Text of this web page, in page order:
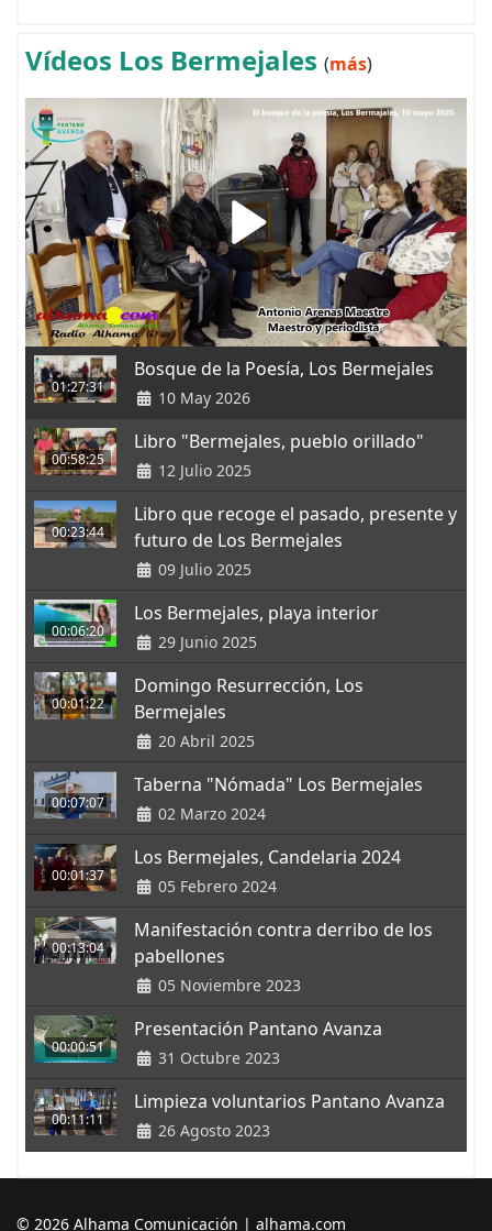
Vídeos Los Bermejales (más)
01:27:31
Bosque de la Poesía, Los Bermejales
10 May 2026
00:58:25
Libro "Bermejales, pueblo orillado"
12 Julio 2025
00:23:44
Libro que recoge el pasado, presente y
futuro de Los Bermejales
09 Julio 2025
00:06:20
Los Bermejales, playa interior
29 Junio 2025
00:01:22
Domingo Resurrección, Los
Bermejales
20 Abril 2025
00:07:07
Taberna "Nómada" Los Bermejales
02 Marzo 2024
00:01:37
Los Bermejales, Candelaria 2024
05 Febrero 2024
00:13:04
Manifestación contra derribo de los
pabellones
05 Noviembre 2023
00:00:51
Presentación Pantano Avanza
31 Octubre 2023
00:11:11
Limpieza voluntarios Pantano Avanza
26 Agosto 2023
© 2026 Alhama Comunicación | alhama.com